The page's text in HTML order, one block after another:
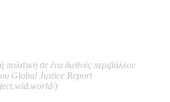
σε ένα διεθνές περιβάλλον
Global Justice Report
)